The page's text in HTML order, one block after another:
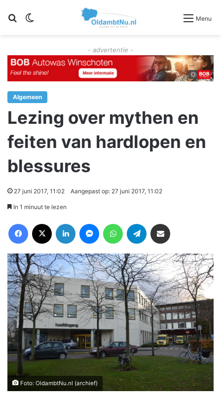
Zoeken Menu
- advertentie -
Algemeen
Lezing over mythen en
feiten van hardlopen en
blessures
27 juni 2017, 11:02 Aangepast op: 27 juni 2017, 11:02
In 1 minuut te lezen
Foto: OldambtNu.nl (archief)